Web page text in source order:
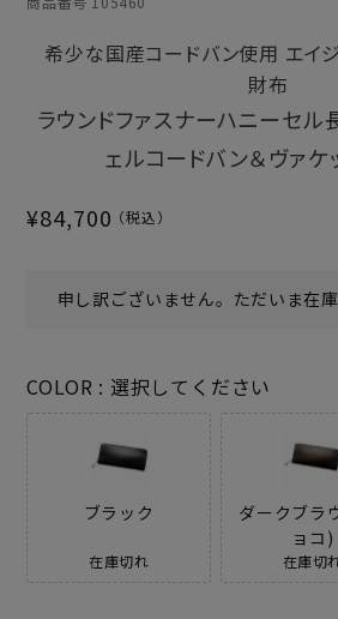
希少な国産コードバン使用 エイ
財布
ラウンドファスナーハニーセ
ェルコードバン＆ヴァケ
¥84,700
申し訳ございません。ただいま在
COLOR 選択してください
ブラック
在庫切れ
ダークブラ
ョコ)
在庫切